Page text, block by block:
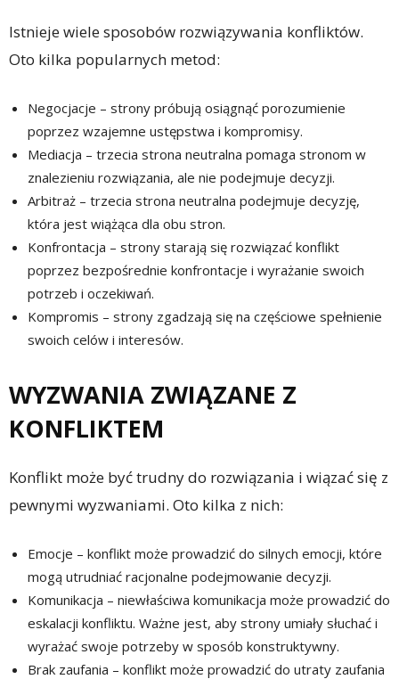
Istnieje wiele sposobów rozwiązywania konfliktów.
Oto kilka popularnych metod:
Negocjacje – strony próbują osiągnąć porozumienie
poprzez wzajemne ustępstwa i kompromisy.
Mediacja – trzecia strona neutralna pomaga stronom w
znalezieniu rozwiązania, ale nie podejmuje decyzji.
Arbitraż – trzecia strona neutralna podejmuje decyzję,
która jest wiążąca dla obu stron.
Konfrontacja – strony starają się rozwiązać konflikt
poprzez bezpośrednie konfrontacje i wyrażanie swoich
potrzeb i oczekiwań.
Kompromis – strony zgadzają się na częściowe spełnienie
swoich celów i interesów.
WYZWANIA ZWIĄZANE Z
KONFLIKTEM
Konflikt może być trudny do rozwiązania i wiązać się z
pewnymi wyzwaniami. Oto kilka z nich:
Emocje – konflikt może prowadzić do silnych emocji, które
mogą utrudniać racjonalne podejmowanie decyzji.
Komunikacja – niewłaściwa komunikacja może prowadzić do
eskalacji konfliktu. Ważne jest, aby strony umiały słuchać i
wyrażać swoje potrzeby w sposób konstruktywny.
Brak zaufania – konflikt może prowadzić do utraty zaufania